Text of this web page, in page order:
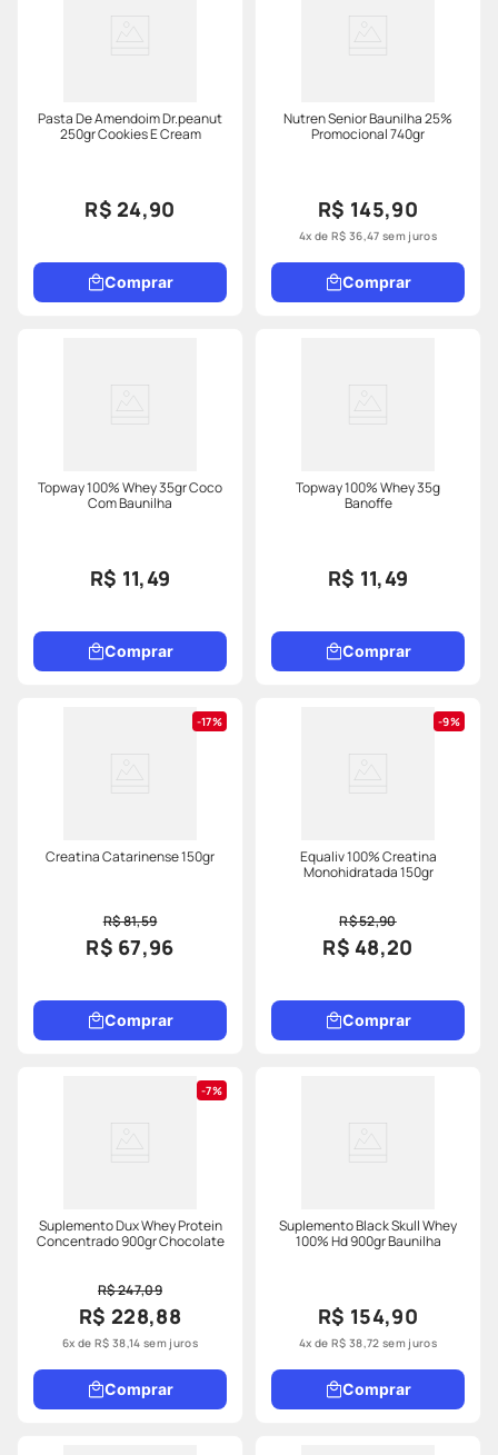
Pasta De Amendoim Dr.peanut
250gr Cookies E Cream
R$ 24,90
Comprar
Nutren Senior Baunilha 25%
Promocional 740gr
R$ 145,90
4x deR$ 36,47 sem juros
Comprar
Topway 100% Whey 35gr Coco
Com Baunilha
R$ 11,49
Comprar
Topway 100% Whey 35g
Banoffe
R$ 11,49
Comprar
17%
Creatina Catarinense 150gr
R$ 81,59
R$ 67,96
Comprar
9%
Equaliv 100% Creatina
Monohidratada 150gr
R$ 52,90
R$ 48,20
Comprar
7%
Suplemento Dux Whey Protein
Concentrado 900gr Chocolate
R$ 247,09
R$ 228,88
6x deR$ 38,14 sem juros
Comprar
Suplemento Black Skull Whey
100% Hd 900gr Baunilha
R$ 154,90
4x deR$ 38,72 sem juros
Comprar